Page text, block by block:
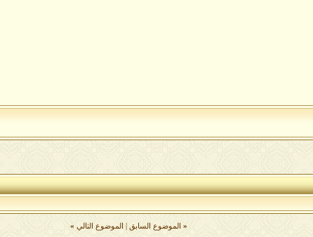
« الموضوع السابق الموضوع التالي »